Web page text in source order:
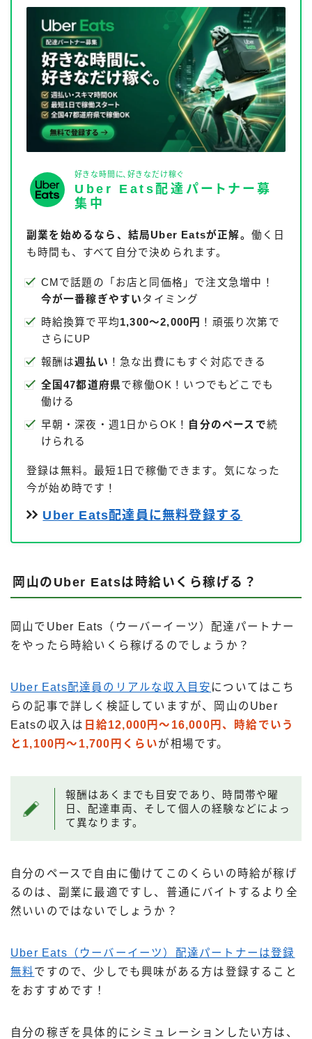
好きな時間に、好きなだけ稼ぐ
Uber Eats配達パートナー募
集中
副業を始めるなら、結局Uber Eatsが正解。 働く日
も時間も、すべて自分で決められます。
CMで話題の「お店と同価格」で注文急増中！
今が一番稼ぎやすいタイミング
時給換算で平均1,300〜2,000円
！頑張り次第で
さらにUP
報酬は週払い ！急な出費にもすぐ対応できる
全国47都道府県で稼働OK！いつでもどこでも
働ける
早朝・深夜・週1日からOK！ 自分のペースで続
けられる
登録は無料。最短1日で稼働できます。気になった
今が始め時です！
Uber Eats配達員に無料登録する
岡山のUber Eatsは時給いくら稼げる？
岡山でUber Eats（ウーバーイーツ）配達パートナー
をやったら時給いくら稼げるのでしょうか？
Uber Eats配達員のリアルな収入目安 についてはこち
らの記事で詳しく検証していますが、岡山のUber
Eatsの収入は 日給12,000円～16,000円、時給でいう
と1,100円～1,700円くらいが相場です。
報酬はあくまでも目安であり、時間帯や曜
日、配達車両、そして個人の経験などによっ
て異なります。
自分のペースで自由に働けてこのくらいの時給が稼げ
るのは、副業に最適ですし、普通にバイトするより全
然いいのではないでしょうか？
Uber Eats（ウーバーイーツ）配達パートナーは登録
無料ですので、少しでも興味がある方は登録すること
をおすすめです！
自分の稼ぎを具体的にシミュレーションしたい方は、